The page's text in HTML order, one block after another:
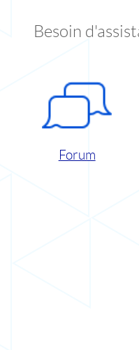
Besoin
Forum